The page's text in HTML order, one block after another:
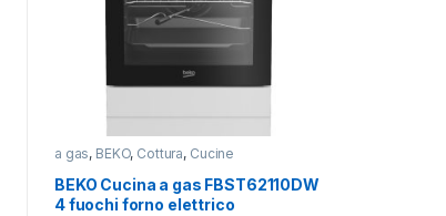
a gas, BEKO, Cottura, Cucine
BEKO Cucina a gas FBST62110DW
4 fuochi forno elettrico